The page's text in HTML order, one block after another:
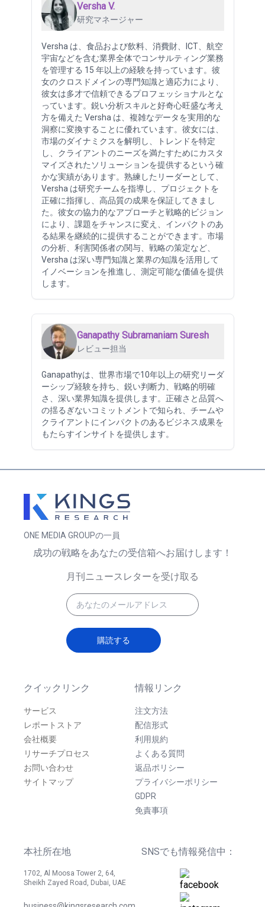
Versha V.
研究マネージャー
Versha は、食品および飲料、消費財、ICT、航空
宇宙などを含む業界全体でコンサルティング業務
を管理する 15 年以上の経験を持っています。彼
女のクロスドメインの専門知識と適応力により、
彼女は多才で信頼できるプロフェッショナルとな
っています。鋭い分析スキルと好奇心旺盛な考え
方を備えた Versha は、複雑なデータを実用的な
洞察に変換することに優れています。彼女には、
市場のダイナミクスを解明し、トレンドを特定
し、クライアントのニーズを満たすためにカスタ
マイズされたソリューションを提供するという確
かな実績があります。熟練したリーダーとして、
Versha は研究チームを指導し、プロジェクトを
正確に指揮し、高品質の成果を保証してきまし
た。彼女の協力的なアプローチと戦略的ビジョン
により、課題をチャンスに変え、インパクトのあ
る結果を継続的に提供することができます。市場
の分析、利害関係者の関与、戦略の策定など、
Versha は深い専門知識と業界の知識を活用して
イノベーションを推進し、測定可能な価値を提供
します。
Ganapathy Subramaniam Suresh
レビュー担当
Ganapathyは、世界市場で10年以上の研究リーダ
ーシップ経験を持ち、鋭い判断力、戦略的明確
さ、深い業界知識を提供します。正確さと品質へ
の揺るぎないコミットメントで知られ、チームや
クライアントにインパクトのあるビジネス成果を
もたらすインサイトを提供します。
ONE MEDIA GROUPの一員
クイックリンク
サービス
レポートストア
会社概要
リサーチプロセス
お問い合わせ
サイトマップ
情報リンク
注文方法
配信形式
利用規約
よくある質問
返品ポリシー
プライバシーポリシー
GDPR
免責事項
本社所在地
1702, Al Moosa Tower 2, 64,
Sheikh Zayed Road, Dubai, UAE
SNSでも情報発信中：
成功の戦略をあなたの受信箱へお届けします！
月刊ニュースレターを受け取る
購読する